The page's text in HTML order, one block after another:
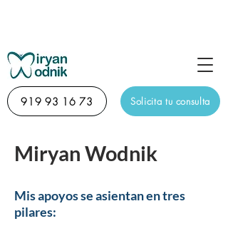
Solicita tu consulta
919 93 16 73
Miryan Wodnik
Mis apoyos se asientan en tres
pilares: